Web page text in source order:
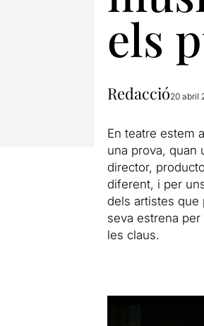
els
Redacció20 abril
En teatre estem
una prova, quan
director,
diferent, i per
dels artistes que
seva estrena per
les claus.